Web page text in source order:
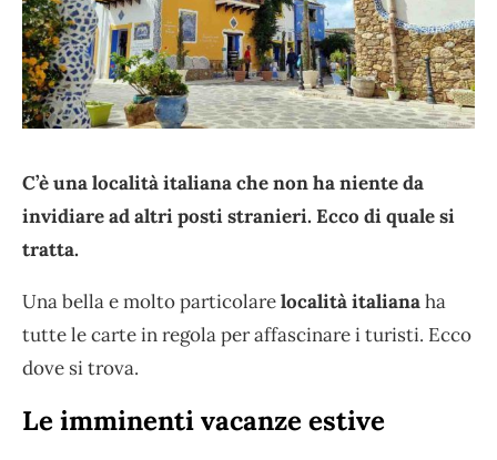
C’è una località italiana che non ha niente da
invidiare ad altri posti stranieri. Ecco di quale si
tratta.
Una bella e molto particolarelocalità italianaha
tutte le carte in regola per affascinare i turisti. Ecco
dove si trova.
Le imminenti vacanze estive